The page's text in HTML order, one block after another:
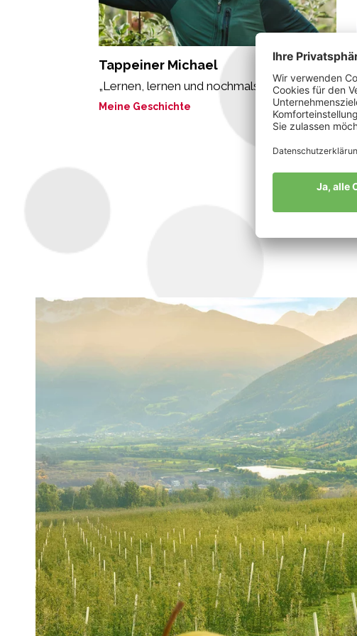
Tappeiner Michael
„Lernen, lernen und nochmals lernen.“
Meine Geschichte